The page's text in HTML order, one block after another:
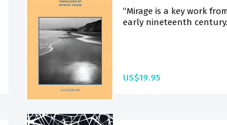
“Mirage is a key work
early nineteenth
US$19.95